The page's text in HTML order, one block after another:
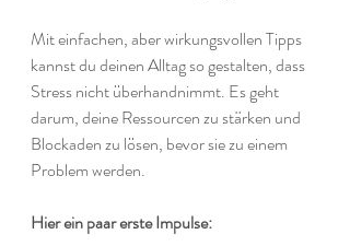
Mit einfachen, aber wirkungsvollen Tipps
kannst du deinen Alltag so gestalten, dass
Stress nicht überhandnimmt. Es geht
darum, deine Ressourcen zu stärken und
Blockaden zu lösen, bevor sie zu einem
Problem werden.
Hier ein paar erste Impulse: